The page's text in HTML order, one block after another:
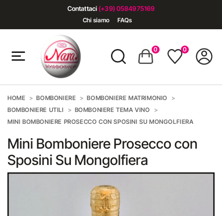
Contattaci (+39) 0584975169
Chi siamo FAQs
0 0
HOME BOMBONIERE
BOMBONIERE MATRIMONIO
BOMBONIERE UTILI
BOMBONIERE TEMA VINO
MINI BOMBONIERE PROSECCO CON SPOSINI SU MONGOLFIERA
Mini Bomboniere Prosecco con
Sposini Su Mongolfiera